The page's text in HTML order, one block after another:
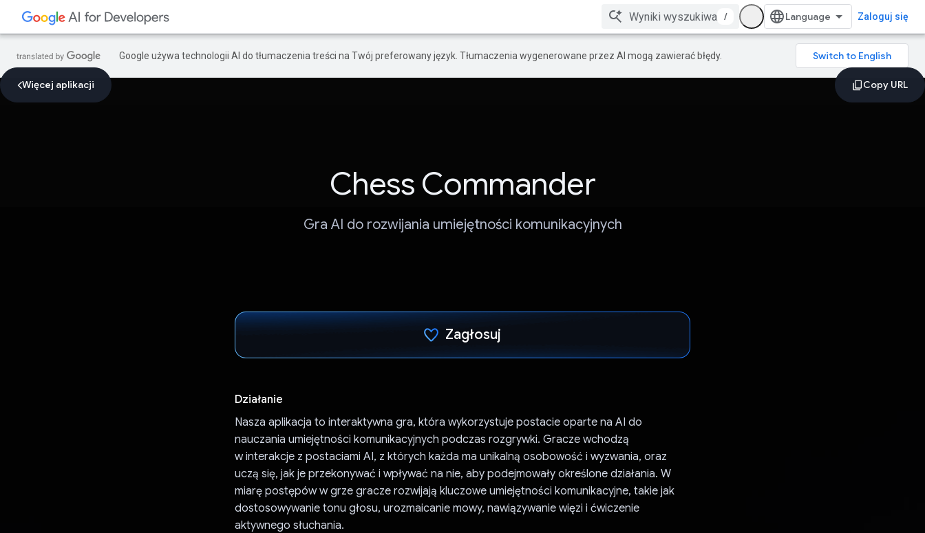
/ Zaloguj się
Google używa technologii AI do tłumaczenia treści na Twój preferowany język. Tłumaczenia wygenerowane przez AI mogą zawierać błędy.
Więcej aplikacji
Chess Commander
Gra AI do rozwijania umiejętności komunikacyjnych
Zagłosuj
Działanie
Nasza aplikacja to interaktywna gra, która wykorzystuje postacie oparte na AI do
nauczania umiejętności komunikacyjnych podczas rozgrywki. Gracze wchodzą
w interakcje z postaciami AI, z których każda ma unikalną osobowość i wyzwania, oraz
uczą się, jak je przekonywać i wpływać na nie, aby podejmowały określone działania. W
miarę postępów w grze gracze rozwijają kluczowe umiejętności komunikacyjne, takie jak
dostosowywanie tonu głosu, urozmaicanie mowy, nawiązywanie więzi i ćwiczenie
aktywnego słuchania.